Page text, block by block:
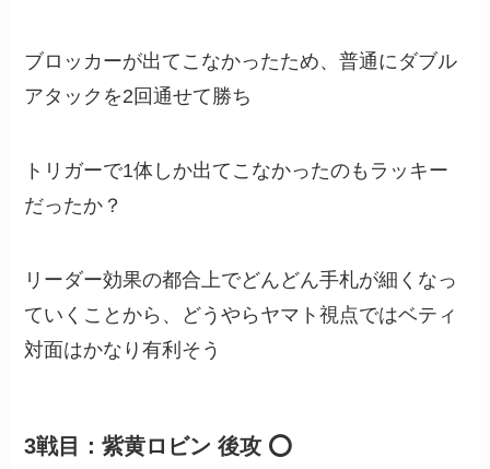
ブロッカーが出てこなかったため、普通にダブル
アタックを2回通せて勝ち
トリガーで1体しか出てこなかったのもラッキー
だったか？
リーダー効果の都合上でどんどん手札が細くなっ
ていくことから、どうやらヤマト視点ではベティ
対面はかなり有利そう
3戦目：紫黄ロビン 後攻 ⭕️